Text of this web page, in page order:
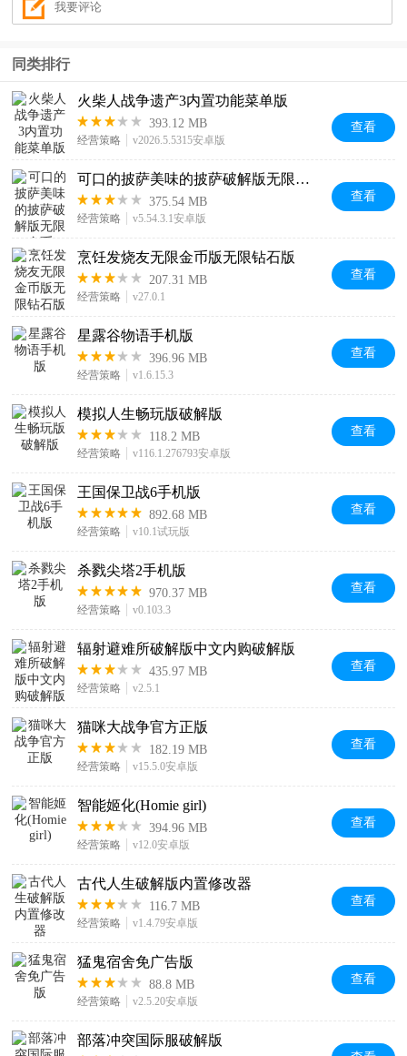
同类排行
火柴人战争遗产3内置功能菜单版
393.12 MB
经营策略 v2026.5.5315安卓版
查看
可口的披萨美味的披萨破解版无限金币
375.54 MB
经营策略 v5.54.3.1安卓版
查看
烹饪发烧友无限金币版无限钻石版
207.31 MB
经营策略 v27.0.1
查看
星露谷物语手机版
396.96 MB
经营策略 v1.6.15.3
查看
模拟人生畅玩版破解版
118.2 MB
经营策略 v116.1.276793安卓版
查看
王国保卫战6手机版
892.68 MB
经营策略 v10.1试玩版
查看
杀戮尖塔2手机版
970.37 MB
经营策略 v0.103.3
查看
辐射避难所破解版中文内购破解版
435.97 MB
经营策略 v2.5.1
查看
猫咪大战争官方正版
182.19 MB
经营策略 v15.5.0安卓版
查看
智能姬化(Homie girl)
394.96 MB
经营策略 v12.0安卓版
查看
古代人生破解版内置修改器
116.7 MB
经营策略 v1.4.79安卓版
查看
猛鬼宿舍免广告版
88.8 MB
经营策略 v2.5.20安卓版
查看
部落冲突国际服破解版